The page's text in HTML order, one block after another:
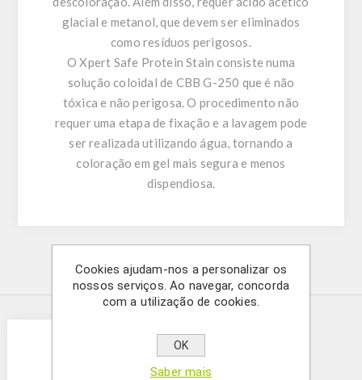
glacial e metanol, que devem ser eliminados
como resíduos perigosos.
O Xpert Safe Protein Stain consiste numa
solução coloidal de CBB G-250 que é não
tóxica e não perigosa. O procedimento não
requer uma etapa de fixação e a lavagem pode
ser realizada utilizando água, tornando a
coloração em gel mais segura e menos
dispendiosa.
Produtos relacionados
Cookies ajudam-nos a personalizar os
nossos serviços. Ao navegar, concorda
com a utilização de cookies.
OK
Saber mais